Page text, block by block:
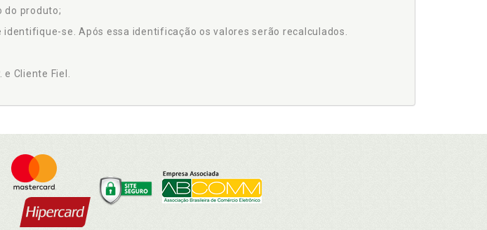
do produto;
se. Após essa identificação os valores serão recalculados.
Cliente Fiel.